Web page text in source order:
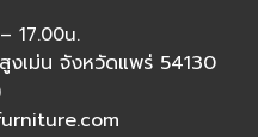
17.00น.
เม่น จังหวัดแพร่ 54130